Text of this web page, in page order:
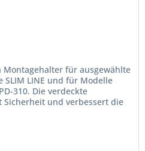
Montagehalter für ausgewählte
SLIM LINE und für Modelle
310. Die verdeckte
und verbessert die